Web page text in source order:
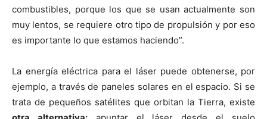
combustibles, porque los que se usan actualmente son
muy lentos, se requiere otro tipo de propulsión y por eso
es importante lo que estamos haciendo”.
La energía eléctrica para el láser puede obtenerse, por
ejemplo, a través de paneles solares en el espacio. Si se
trata de pequeños satélites que orbitan la Tierra, existe